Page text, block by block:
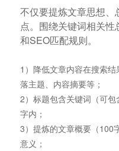
不仅要提炼文章思想
点。围绕关键词相关
和SEO匹配规则。
1）降低文章内容在搜索
落主题、内容摘要等；
2）标题包含关键词（可
字内；
3）提炼的文章概要（100
意义；